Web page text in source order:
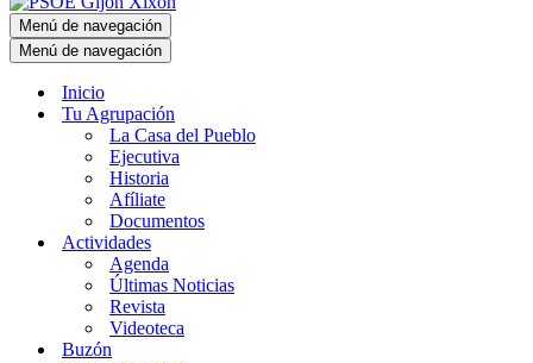
Menú de navegación
Menú de navegación
Inicio
Tu Agrupación
La Casa del Pueblo
Ejecutiva
Historia
Afíliate
Documentos
Actividades
Agenda
Últimas Noticias
Revista
Videoteca
Buzón